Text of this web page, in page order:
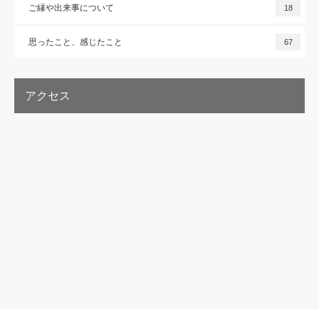
ご縁や出来事について 18
思ったこと、感じたこと 67
アクセス